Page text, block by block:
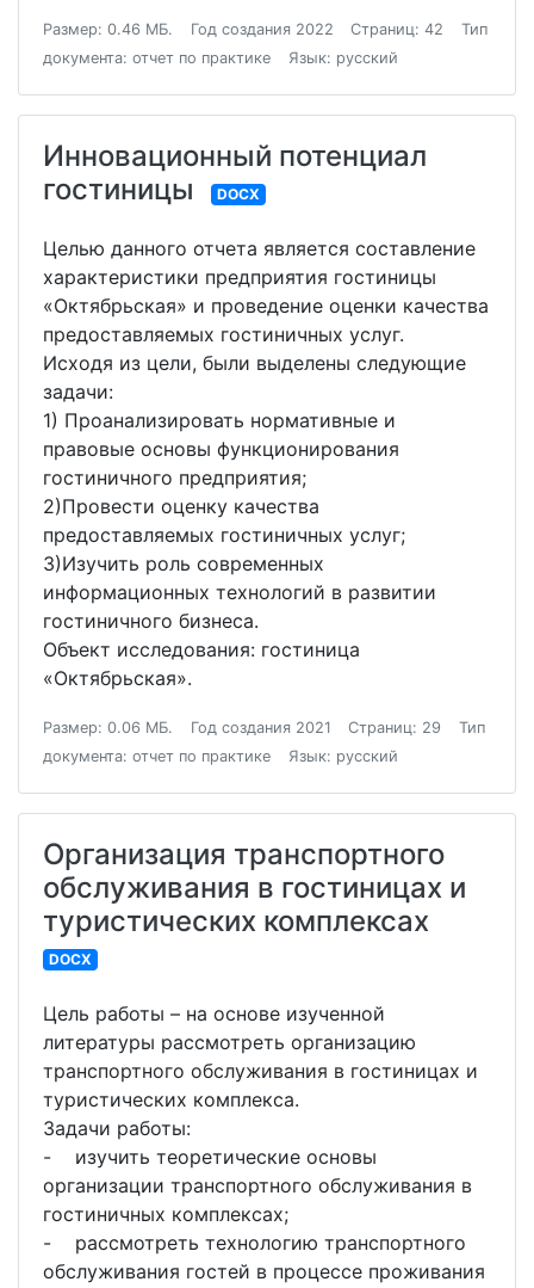
Размер: 0.46 МБ. Год создания 2022 Страниц: 42
Тип
документа: отчет по практике
Язык: русский
Инновационный потенциал
гостиницы
DOCX
Целью данного отчета является составление
характеристики предприятия гостиницы
«Октябрьская» и проведение оценки качества
предоставляемых гостиничных услуг.
Исходя из цели, были выделены следующие
задачи:
1) Проанализировать нормативные и
правовые основы функционирования
гостиничного предприятия;
2)Провести оценку качества
предоставляемых гостиничных услуг;
3)Изучить роль современных
информационных технологий в развитии
гостиничного бизнеса.
Объект исследования: гостиница
«Октябрьская».
Размер: 0.06 МБ. Год создания 2021 Страниц: 29
Тип
документа: отчет по практике
Язык: русский
Организация транспортного
обслуживания в гостиницах и
туристических комплексах
DOCX
Цель работы – на основе изученной
литературы рассмотреть организацию
транспортного обслуживания в гостиницах и
туристических комплекса.
Задачи работы:
- изучить теоретические основы
организации транспортного обслуживания в
гостиничных комплексах;
- рассмотреть технологию транспортного
обслуживания гостей в процессе проживания